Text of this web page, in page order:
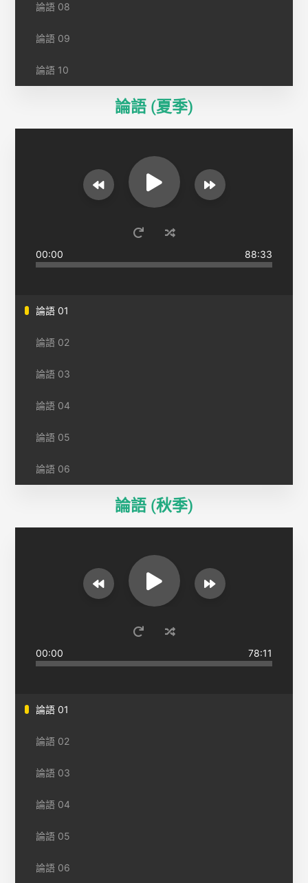
論語 08
論語 09
論語 10
論語 (夏季)
00:00 88:33
論語 01
論語 02
論語 03
論語 04
論語 05
論語 06
論語 (秋季)
00:00 78:11
論語 01
論語 02
論語 03
論語 04
論語 05
論語 06